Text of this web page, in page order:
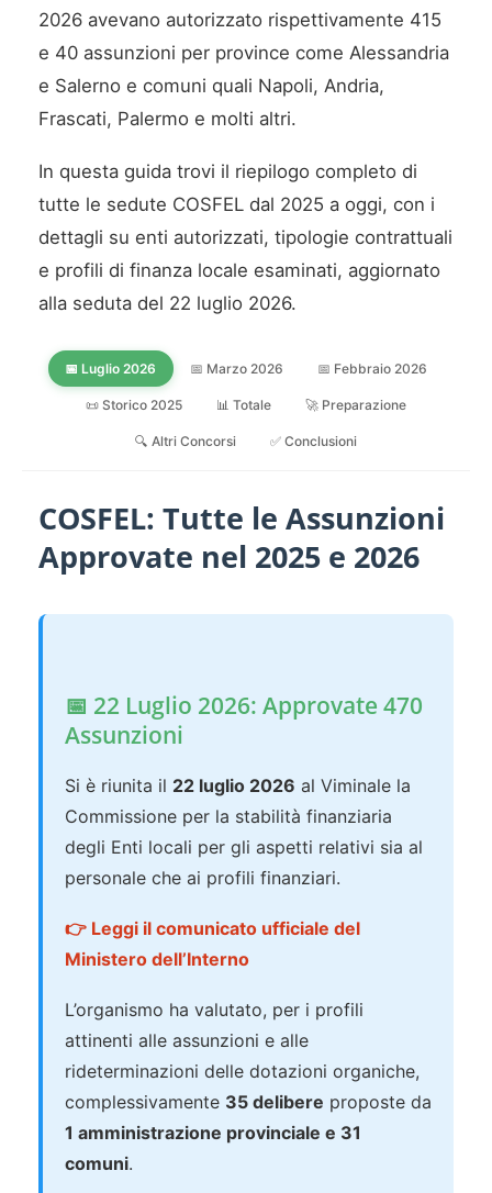
2026 avevano autorizzato rispettivamente 415
e 40 assunzioni per province come Alessandria
e Salerno e comuni quali Napoli, Andria,
Frascati, Palermo e molti altri.
In questa guida trovi il riepilogo completo di
tutte le sedute COSFEL dal 2025 a oggi, con i
dettagli su enti autorizzati, tipologie contrattuali
e profili di finanza locale esaminati, aggiornato
alla seduta del 22 luglio 2026.
📅 Luglio 2026 📅 Marzo 2026 📅 Febbraio 2026
📜 Storico 2025 📊 Totale 🚀 Preparazione
🔍 Altri Concorsi ✅ Conclusioni
COSFEL: Tutte le Assunzioni
Approvate nel 2025 e 2026
📅 22 Luglio 2026: Approvate 470
Assunzioni
Si è riunita il 22 luglio 2026 al Viminale la
Commissione per la stabilità finanziaria
degli Enti locali per gli aspetti relativi sia al
personale che ai profili finanziari.
👉 Leggi il comunicato ufficiale del
Ministero dell’Interno
L’organismo ha valutato, per i profili
attinenti alle assunzioni e alle
rideterminazioni delle dotazioni organiche,
complessivamente 35 delibere proposte da
1 amministrazione provinciale e 31
comuni.